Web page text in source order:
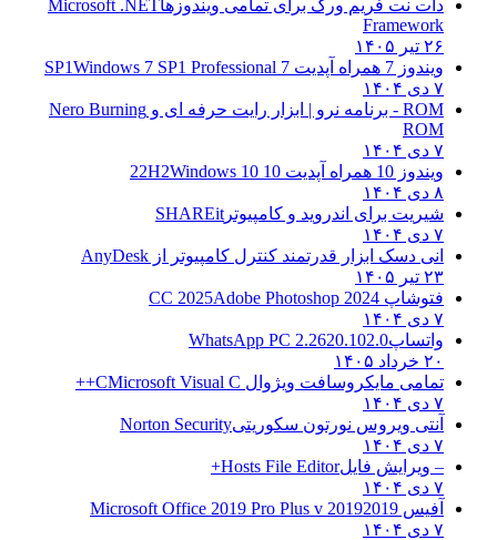
دات نت فریم ورک برای تمامی ویندوزهاMicrosoft .NET
Framework
۲۶ تیر ۱۴۰۵
ویندوز 7 همراه آپدیت 7 SP1
Windows 7 SP1 Professional
۷ دی ۱۴۰۴
ROM - برنامه نرو | ابزار رایت حرفه ای و
Nero Burning
ROM
۷ دی ۱۴۰۴
ویندوز 10 همراه آپدیت 10 22H2
Windows 10
۸ دی ۱۴۰۴
شیریت برای اندروید و کامپیوتر SHAREit
۷ دی ۱۴۰۴
انی دسک ابزار قدرتمند کنترل کامپیوتر از AnyDesk
۲۳ تیر ۱۴۰۵
فتوشاپ CC 2025 Adobe Photoshop 2024
۷ دی ۱۴۰۴
واتساپWhatsApp PC 2.2620.102.0
۲۰ خرداد ۱۴۰۵
تمامی مایکروسافت ویژوال C Microsoft Visual C++
۷ دی ۱۴۰۴
آنتی ویروس نورتون سکوریتیNorton Security
۷ دی ۱۴۰۴
– ویرایش فایلHosts File Editor+
۷ دی ۱۴۰۴
آفیس 2019 2019 Microsoft Office 2019 Pro Plus v
۷ دی ۱۴۰۴